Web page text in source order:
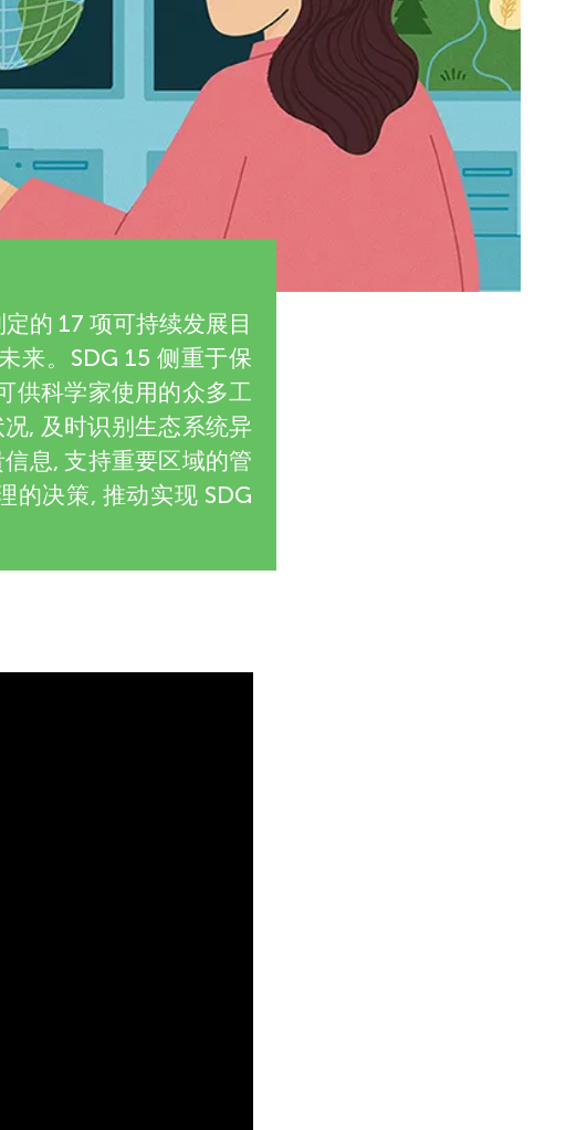
的 17 项可持续发展目
来。SDG 15 侧重于保
供科学家使用的众多工
, 及时识别生态系统异
息, 支持重要区域的管
的决策, 推动实现 SDG